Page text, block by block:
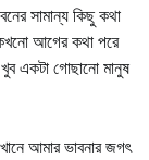
সামান্য কিছু কথা
আগের কথা পরে
একটা গোছানো মানুষ
আমার ভাবনার জগৎ